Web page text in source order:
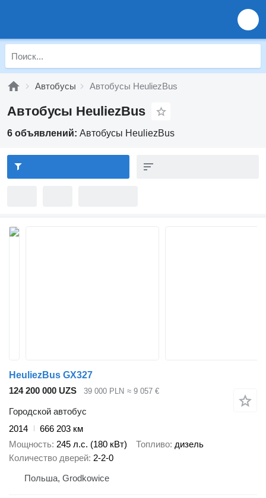
Автобусы Автобусы HeuliezBus
Автобусы HeuliezBus
6 объявлений: Автобусы HeuliezBus
HeuliezBus GX327
124 200 000 UZS
39 000 PLN ≈ 9 057 €
Городской автобус
2014
666 203 км
Мощность 245 л.с. (180 кВт) Топливо дизель
Количество дверей 2-2-0
Польша, Grodkowice